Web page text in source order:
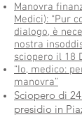
Manovra
Medici): “Pur
dialogo, è
nostra
sciopero il 18
“Io, medico:
manovra”
Sciopero di
presidio in